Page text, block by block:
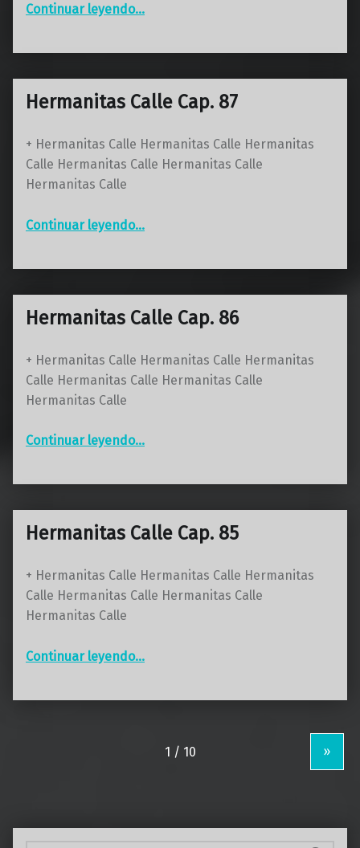
Continuar leyendo…
Hermanitas Calle Cap. 87
+ Hermanitas Calle Hermanitas Calle Hermanitas
Calle Hermanitas Calle Hermanitas Calle
Hermanitas Calle
Continuar leyendo…
Hermanitas Calle Cap. 86
+ Hermanitas Calle Hermanitas Calle Hermanitas
Calle Hermanitas Calle Hermanitas Calle
Hermanitas Calle
Continuar leyendo…
Hermanitas Calle Cap. 85
+ Hermanitas Calle Hermanitas Calle Hermanitas
Calle Hermanitas Calle Hermanitas Calle
Hermanitas Calle
Continuar leyendo…
»